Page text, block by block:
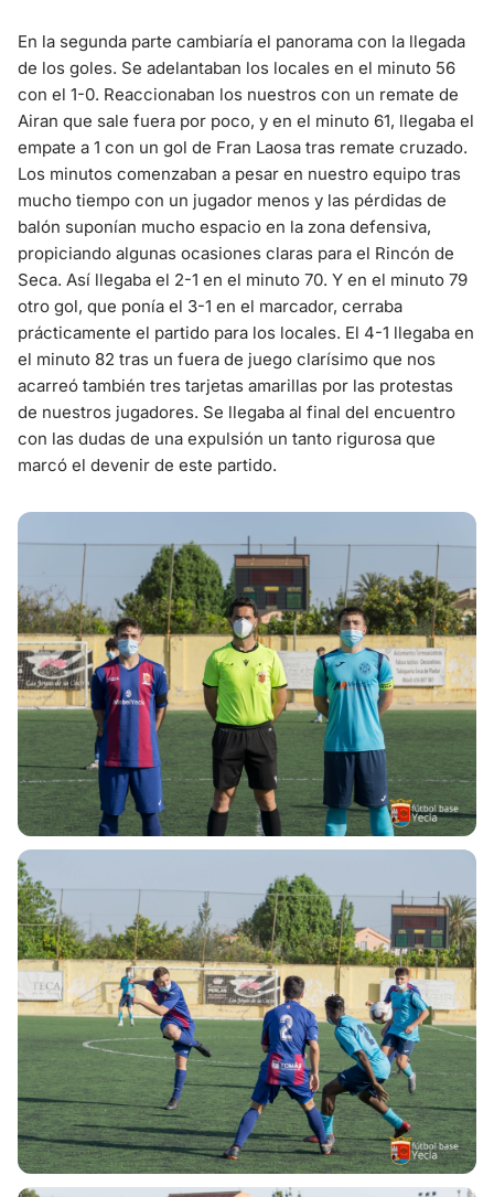
En la segunda parte cambiaría el panorama con la llegada
de los goles. Se adelantaban los locales en el minuto 56
con el 1-0. Reaccionaban los nuestros con un remate de
Airan que sale fuera por poco, y en el minuto 61, llegaba el
empate a 1 con un gol de Fran Laosa tras remate cruzado.
Los minutos comenzaban a pesar en nuestro equipo tras
mucho tiempo con un jugador menos y las pérdidas de
balón suponían mucho espacio en la zona defensiva,
propiciando algunas ocasiones claras para el Rincón de
Seca. Así llegaba el 2-1 en el minuto 70. Y en el minuto 79
otro gol, que ponía el 3-1 en el marcador, cerraba
prácticamente el partido para los locales. El 4-1 llegaba en
el minuto 82 tras un fuera de juego clarísimo que nos
acarreó también tres tarjetas amarillas por las protestas
de nuestros jugadores. Se llegaba al final del encuentro
con las dudas de una expulsión un tanto rigurosa que
marcó el devenir de este partido.